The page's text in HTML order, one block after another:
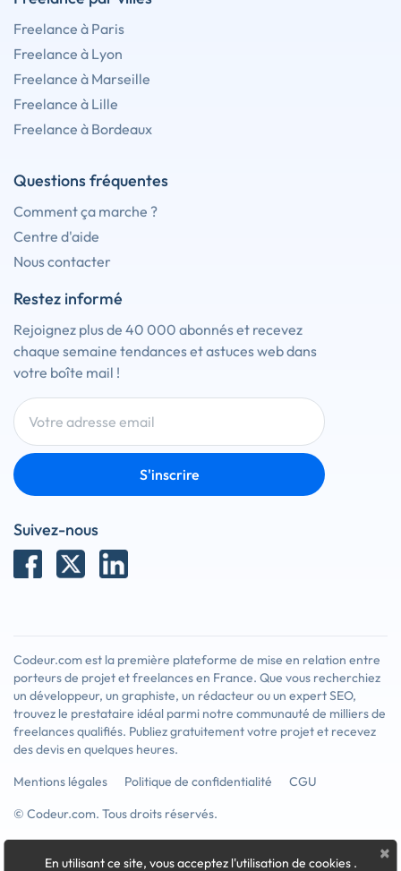
Freelance à Paris
Freelance à Lyon
Freelance à Marseille
Freelance à Lille
Freelance à Bordeaux
Questions fréquentes
Comment ça marche ?
Centre d'aide
Nous contacter
Restez informé
Rejoignez plus de 40 000 abonnés et recevez
chaque semaine tendances et astuces web dans
votre boîte mail !
S'inscrire
Suivez-nous
Codeur.com est la première plateforme de mise en relation entre
porteurs de projet et freelances en France. Que vous recherchiez
un développeur, un graphiste, un rédacteur ou un expert SEO,
trouvez le prestataire idéal parmi notre communauté de milliers de
freelances qualifiés. Publiez gratuitement votre projet et recevez
des devis en quelques heures.
Mentions légales
Politique de confidentialité
CGU
© Codeur.com. Tous droits réservés.
×
En utilisant ce site, vous acceptez l'utilisation de cookies .